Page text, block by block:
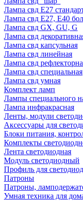
Лампа свд E27
Лампа свд E27, Е40
Лампа свд GX, GU, G
Лампа свд
Лампа свд капсульная
Лампа свд линейная
Лампа свд
Лампа свд специальная
Лампа свд умная
Комплект ламп
Лампы специального
Лампа инфракрасная
Ленты, модули
Аксессуары для
Блоки питания,
Комплекты
Лента светодиодная
Модуль светодиодный
Профиль для
Патроны
Патроны,
Умная техника для